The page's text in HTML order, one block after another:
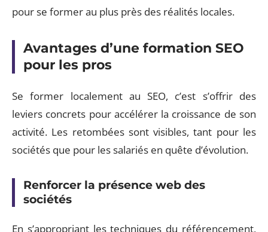
pour se former au plus près des réalités locales.
Avantages d’une formation SEO
pour les pros
Se former localement au SEO, c’est s’offrir des
leviers concrets pour accélérer la croissance de son
activité. Les retombées sont visibles, tant pour les
sociétés que pour les salariés en quête d’évolution.
Renforcer la présence web des
sociétés
En s’appropriant les techniques du référencement,